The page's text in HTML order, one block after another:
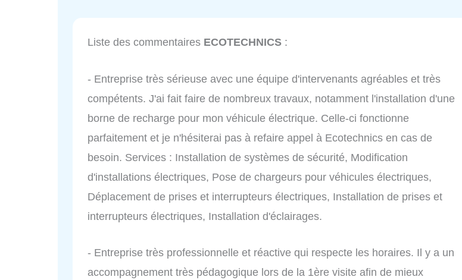
Liste des commentaires ECOTECHNICS :
- Entreprise très sérieuse avec une équipe d'intervenants agréables et très
compétents. J'ai fait faire de nombreux travaux, notamment l'installation d'une
borne de recharge pour mon véhicule électrique. Celle-ci fonctionne
parfaitement et je n'hésiterai pas à refaire appel à Ecotechnics en cas de
besoin. Services : Installation de systèmes de sécurité, Modification
d'installations électriques, Pose de chargeurs pour véhicules électriques,
Déplacement de prises et interrupteurs électriques, Installation de prises et
interrupteurs électriques, Installation d'éclairages.
- Entreprise très professionnelle et réactive qui respecte les horaires. Il y a un
accompagnement très pédagogique lors de la 1ère visite afin de mieux